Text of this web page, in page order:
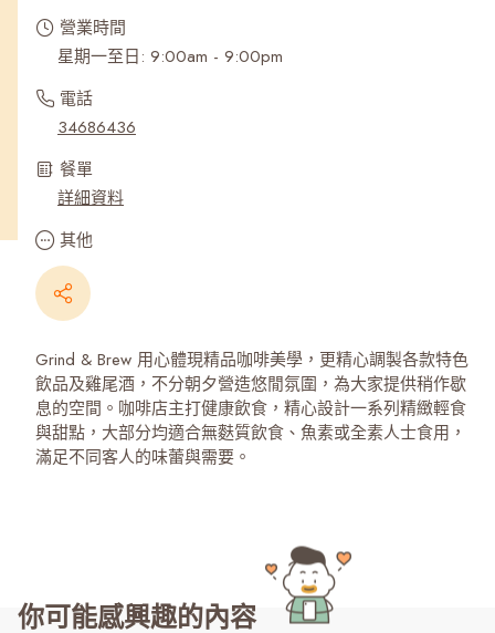
營業時間
星期一至日: 9:00am - 9:00pm
電話
34686436
餐單
詳細資料
其他
Grind & Brew 用心體現精品咖啡美學，更精心調製各款特色
飲品及雞尾酒，不分朝夕營造悠閒氛圍，為大家提供稍作歇
息的空間。咖啡店主打健康飲食，精心設計一系列精緻輕食
與甜點，大部分均適合無麩質飲食、魚素或全素人士食用，
滿足不同客人的味蕾與需要。
你可能感興趣的內容